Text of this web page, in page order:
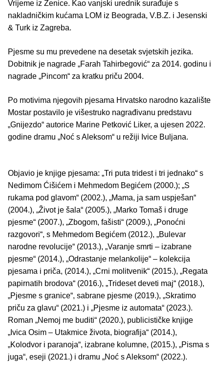
Vrijeme iz Zenice. Kao vanjski urednik surađuje s
nakladničkim kućama LOM iz Beograda, V.B.Z. i Jesenski
& Turk iz Zagreba.
Pjesme su mu prevedene na desetak svjetskih jezika.
Dobitnik je nagrade „Farah Tahirbegović“ za 2014. godinu i
nagrade „Pincom“ za kratku priču 2004.
Po motivima njegovih pjesama Hrvatsko narodno kazalište
Mostar postavilo je višestruko nagrađivanu predstavu
„Gnijezdo“ autorice Marine Petković Liker, a ujesen 2022.
godine dramu „Noć s Aleksom“ u režiji Ivice Buljana.
Objavio je knjige pjesama: „Tri puta tridest i tri jednako“ s
Nedimom Ćišićem i Mehmedom Begićem (2000.); „S
rukama pod glavom“ (2002.), „Mama, ja sam uspješan“
(2004.), „Život je šala“ (2005.), „Marko Tomaš i druge
pjesme“ (2007.), „Zbogom, fašisti“ (2009.), „Ponoćni
razgovori“, s Mehmedom Begićem (2012.), „Bulevar
narodne revolucije“ (2013.), „Varanje smrti – izabrane
pjesme“ (2014.), „Odrastanje melankolije“ – kolekcija
pjesama i priča, (2014.), „Crni molitvenik“ (2015.), „Regata
papirnatih brodova“ (2016.), „Trideset deveti maj“ (2018.),
„Pjesme s granice“, sabrane pjesme (2019.), „Skratimo
priču za glavu“ (2021.) i „Pjesme iz automata“ (2023.).
Roman „Nemoj me buditi“ (2020.), publicističke knjige
„Ivica Osim – Utakmice života, biografija“ (2014.),
„Kolodvor i paranoja“, izabrane kolumne, (2015.), „Pisma s
juga“, eseji (2021.) i dramu „Noć s Aleksom“ (2022.).